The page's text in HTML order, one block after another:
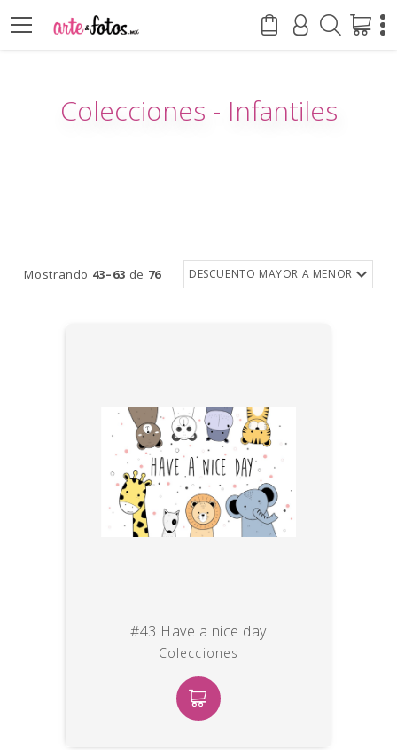
Colecciones - Infantiles
Mostrando 43–63 de 76 DESCUENTO MAYOR A MENOR
#43 Have a nice day
Colecciones